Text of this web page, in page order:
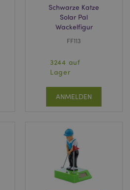
Schwarze Katze
Solar Pal
Wackelfigur
FF113
3244 auf
Lager
ANMELDEN